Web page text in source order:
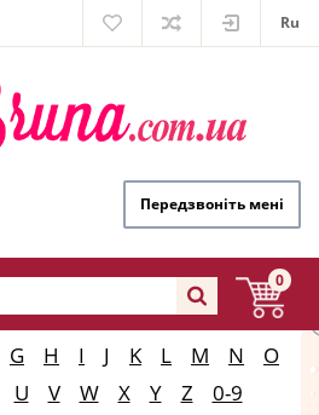
Ru
Передзвоніть мені
0
G H I J K L M N
O
U V W X Y Z
0-9